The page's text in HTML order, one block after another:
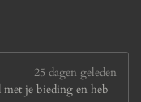
25 dagen geleden
je bieding en heb